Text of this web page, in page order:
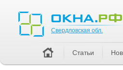
Свердловская обл.
Статьи